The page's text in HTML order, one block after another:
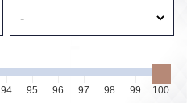
94 95 96 97 98 99 100